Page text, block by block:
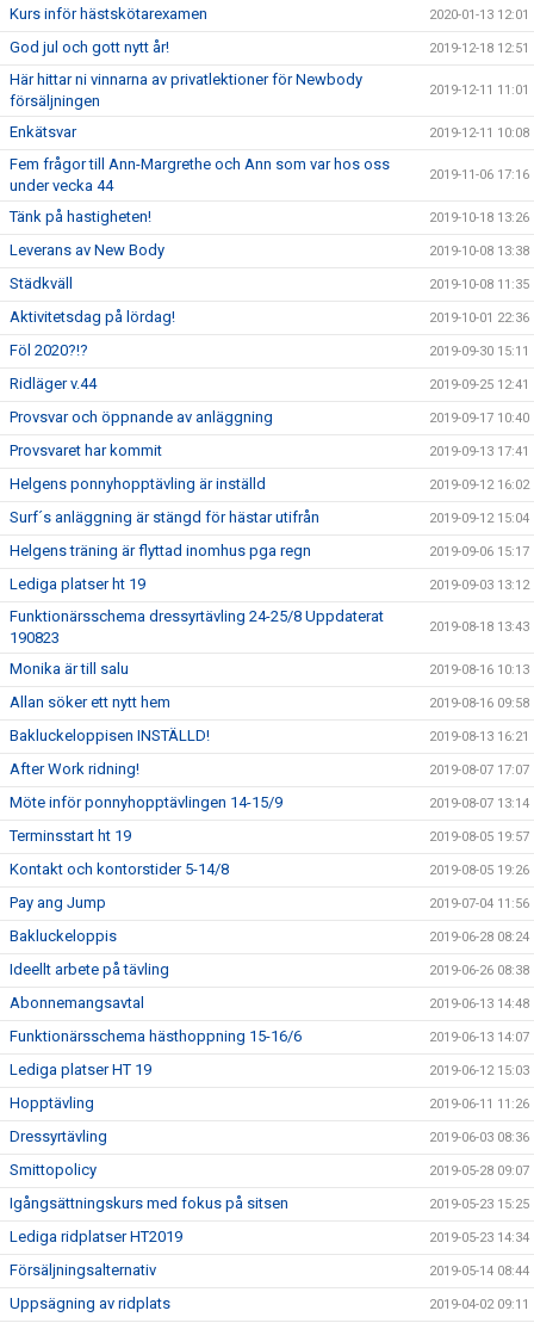
Kurs inför hästskötarexamen 2020-01-13 12:01
God jul och gott nytt år! 2019-12-18 12:51
Här hittar ni vinnarna av privatlektioner för Newbody
försäljningen
2019-12-11 11:01
Enkätsvar 2019-12-11 10:08
Fem frågor till Ann-Margrethe och Ann som var hos oss
under vecka 44
2019-11-06 17:16
Tänk på hastigheten! 2019-10-18 13:26
Leverans av New Body 2019-10-08 13:38
Städkväll 2019-10-08 11:35
Aktivitetsdag på lördag! 2019-10-01 22:36
Föl 2020?!? 2019-09-30 15:11
Ridläger v.44 2019-09-25 12:41
Provsvar och öppnande av anläggning 2019-09-17 10:40
Provsvaret har kommit 2019-09-13 17:41
Helgens ponnyhopptävling är inställd 2019-09-12 16:02
Surf´s anläggning är stängd för hästar utifrån 2019-09-12 15:04
Helgens träning är flyttad inomhus pga regn 2019-09-06 15:17
Lediga platser ht 19 2019-09-03 13:12
Funktionärsschema dressyrtävling 24-25/8 Uppdaterat
190823
2019-08-18 13:43
Monika är till salu 2019-08-16 10:13
Allan söker ett nytt hem 2019-08-16 09:58
Bakluckeloppisen INSTÄLLD! 2019-08-13 16:21
After Work ridning! 2019-08-07 17:07
Möte inför ponnyhopptävlingen 14-15/9 2019-08-07 13:14
Terminsstart ht 19 2019-08-05 19:57
Kontakt och kontorstider 5-14/8 2019-08-05 19:26
Pay ang Jump 2019-07-04 11:56
Bakluckeloppis 2019-06-28 08:24
Ideellt arbete på tävling 2019-06-26 08:38
Abonnemangsavtal 2019-06-13 14:48
Funktionärsschema hästhoppning 15-16/6 2019-06-13 14:07
Lediga platser HT 19 2019-06-12 15:03
Hopptävling 2019-06-11 11:26
Dressyrtävling 2019-06-03 08:36
Smittopolicy 2019-05-28 09:07
Igångsättningskurs med fokus på sitsen 2019-05-23 15:25
Lediga ridplatser HT2019 2019-05-23 14:34
Försäljningsalternativ 2019-05-14 08:44
Uppsägning av ridplats 2019-04-02 09:11